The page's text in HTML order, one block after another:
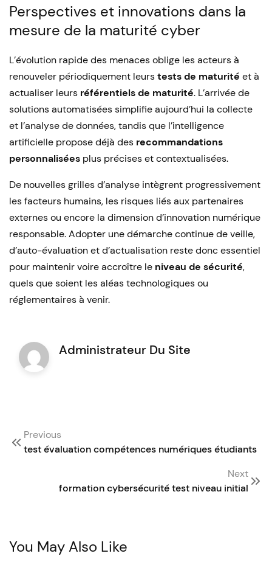
Perspectives et innovations dans la
mesure de la maturité cyber
L’évolution rapide des menaces oblige les acteurs à
renouveler périodiquement leurstests de maturité et à
actualiser leurs référentiels de maturité. L’arrivée de
solutions automatisées simplifie aujourd’hui la collecte
et l’analyse de données, tandis que l’intelligence
artificielle propose déjà des recommandations
personnalisées plus précises et contextualisées.
De nouvelles grilles d’analyse intègrent progressivement
les facteurs humains, les risques liés aux partenaires
externes ou encore la dimension d’innovation numérique
responsable. Adopter une démarche continue de veille,
d’auto-évaluation et d’actualisation reste donc essentiel
pour maintenir voire accroître le niveau de sécurité,
quels que soient les aléas technologiques ou
réglementaires à venir.
Administrateur Du Site
Post
navigation
test évaluation compétences numériques étudiants
Previous
formation cybersécurité test niveau initial
Next
You May Also Like